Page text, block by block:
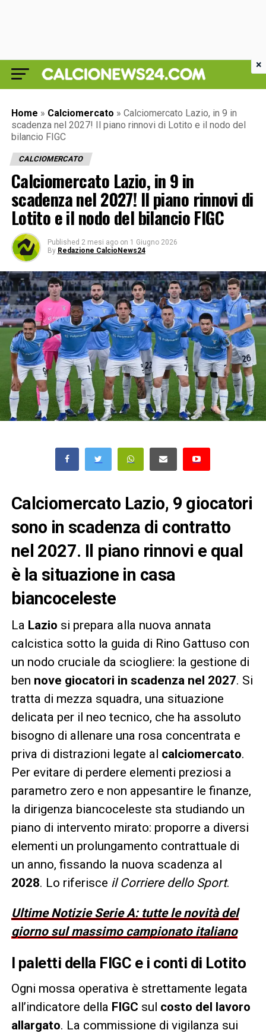
Home » Calciomercato » Calciomercato Lazio, in 9 in
scadenza nel 2027! Il piano rinnovi di Lotito e il nodo del
bilancio FIGC
CALCIOMERCATO
Calciomercato Lazio, in 9 in
scadenza nel 2027! Il piano rinnovi di
Lotito e il nodo del bilancio FIGC
Published 2 mesi ago on 1 Giugno 2026
By Redazione CalcioNews24
Calciomercato Lazio, 9 giocatori
sono in scadenza di contratto
nel 2027. Il piano rinnovi e qual
è la situazione in casa
biancoceleste
La Lazio si prepara alla nuova annata
calcistica sotto la guida di Rino Gattuso con
un nodo cruciale da sciogliere: la gestione di
ben nove giocatori in scadenza nel 2027. Si
tratta di mezza squadra, una situazione
delicata per il neo tecnico, che ha assoluto
bisogno di allenare una rosa concentrata e
priva di distrazioni legate al calciomercato.
Per evitare di perdere elementi preziosi a
parametro zero e non appesantire le finanze,
la dirigenza biancoceleste sta studiando un
piano di intervento mirato: proporre a diversi
elementi un prolungamento contrattuale di
un anno, fissando la nuova scadenza al
2028. Lo riferisce il Corriere dello Sport.
Ultime Notizie Serie A: tutte le novità del
giorno sul massimo campionato italiano
I paletti della FIGC e i conti di Lotito
Ogni mossa operativa è strettamente legata
all’indicatore della FIGC sul costo del lavoro
allargato. La commissione di vigilanza sui
×